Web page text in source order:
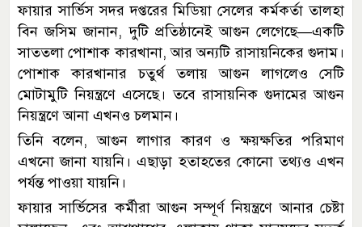
ফায়ার সার্ভিস সদর দপ্তরের মিডিয়া সেলের কর্মকর্তা তালহা
বিন জসিম জানান, দুটি প্রতিষ্ঠানেই আগুন লেগেছে—একটি
সাততলা পোশাক কারখানা, আর অন্যটি রাসায়নিকের গুদাম।
পোশাক কারখানার চতুর্থ তলায় আগুন লাগলেও সেটি
মোটামুটি নিয়ন্ত্রণে এসেছে। তবে রাসায়নিক গুদামের আগুন
নিয়ন্ত্রণে আনা এখনও চলমান।
তিনি বলেন, আগুন লাগার কারণ ও ক্ষয়ক্ষতির পরিমাণ
এখনো জানা যায়নি। এছাড়া হতাহতের কোনো তথ্যও এখন
পর্যন্ত পাওয়া যায়নি।
ফায়ার সার্ভিসের কর্মীরা আগুন সম্পূর্ণ নিয়ন্ত্রণে আনার চেষ্টা